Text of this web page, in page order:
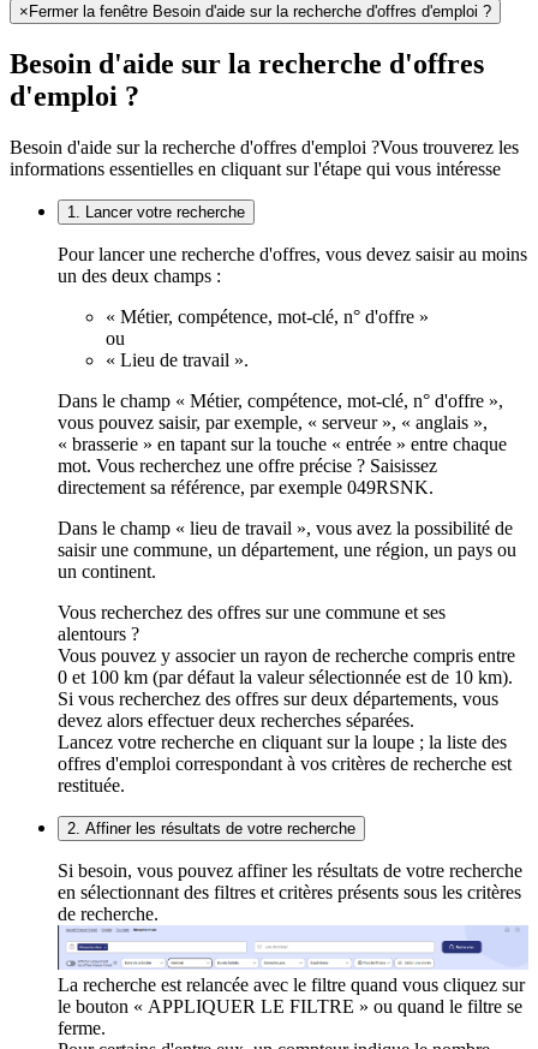
× Fermer la fenêtre Besoin d'aide sur la recherche d'offres d'emploi ?
Besoin d'aide sur la recherche d'offres
d'emploi ?
Besoin d'aide sur la recherche d'offres d'emploi ?Vous trouverez les
informations essentielles en cliquant sur l'étape qui vous intéresse
1. Lancer votre recherche
Pour lancer une recherche d'offres, vous devez saisir au moins
un des deux champs :
« Métier, compétence, mot-clé, n° d'offre »
ou
« Lieu de travail ».
Dans le champ « Métier, compétence, mot-clé, n° d'offre »,
vous pouvez saisir, par exemple, « serveur », « anglais »,
« brasserie » en tapant sur la touche « entrée » entre chaque
mot. Vous recherchez une offre précise ? Saisissez
directement sa référence, par exemple 049RSNK.
Dans le champ « lieu de travail », vous avez la possibilité de
saisir une commune, un département, une région, un pays ou
un continent.
Vous recherchez des offres sur une commune et ses
alentours ?
Vous pouvez y associer un rayon de recherche compris entre
0 et 100 km (par défaut la valeur sélectionnée est de 10 km).
Si vous recherchez des offres sur deux départements, vous
devez alors effectuer deux recherches séparées.
Lancez votre recherche en cliquant sur la loupe ; la liste des
offres d'emploi correspondant à vos critères de recherche est
restituée.
2. Affiner les résultats de votre recherche
Si besoin, vous pouvez affiner les résultats de votre recherche
en sélectionnant des filtres et critères présents sous les critères
de recherche.
La recherche est relancée avec le filtre quand vous cliquez sur
le bouton « APPLIQUER LE FILTRE » ou quand le filtre se
ferme.